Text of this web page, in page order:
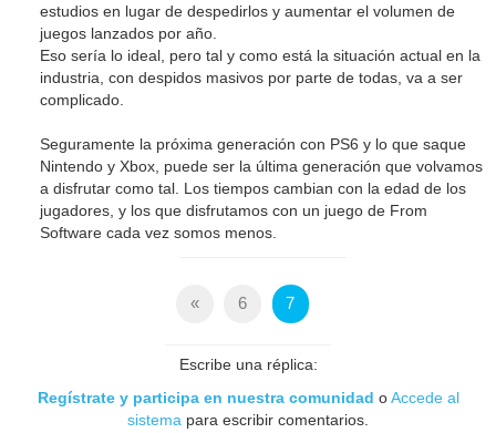
estudios en lugar de despedirlos y aumentar el volumen de
juegos lanzados por año.
Eso sería lo ideal, pero tal y como está la situación actual en la
industria, con despidos masivos por parte de todas, va a ser
complicado.
Seguramente la próxima generación con PS6 y lo que saque
Nintendo y Xbox, puede ser la última generación que volvamos
a disfrutar como tal. Los tiempos cambian con la edad de los
jugadores, y los que disfrutamos con un juego de From
Software cada vez somos menos.
« 6 7
Escribe una réplica:
Regístrate y participa en nuestra comunidad oAccede al
sistema para escribir comentarios.